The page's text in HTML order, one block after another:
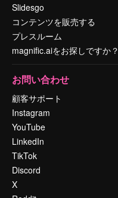
Slidesgo
コンテンツを販売する
プレスルーム
magnific.aiをお探しですか？
お問い合わせ
顧客サポート
Instagram
YouTube
LinkedIn
TikTok
Discord
X